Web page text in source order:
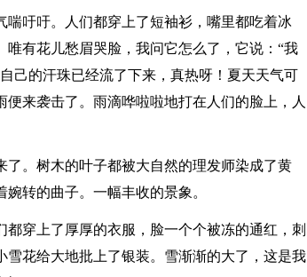
吁吁。人们都穿上了短袖衫，嘴里都吃着冰
有花儿愁眉哭脸，我问它怎么了，它说：“我
己的汗珠已经流了下来，真热呀！夏天天气可
来袭击了。雨滴哗啦啦地打在人们的脸上，人
。树木的叶子都被大自然的理发师染成了黄
转的曲子。一幅丰收的景象。
穿上了厚厚的衣服，脸一个个被冻的通红，刺
花给大地批上了银装。雪渐渐的大了，这是我